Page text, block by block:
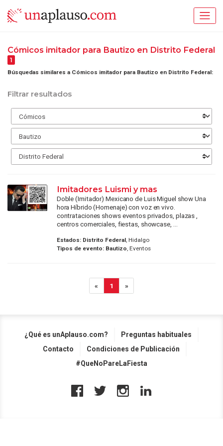
Cómicos imitador para Bautizo en Distrito Federal
1
Búsquedas similares a Cómicos imitador para Bautizo en Distrito Federal:
Filtrar resultados
Imitadores Luismi y mas
Doble (Imitador) Mexicano de Luis Miguel show Una
hora Híbrido (Homenaje) con voz en vivo.
contrataciones shows eventos privados, plazas ,
centros comerciales, fiestas, showcase, ...
Estados: Distrito Federal, Hidalgo
Tipos de evento: Bautizo, Eventos
« 1 »
¿Qué es unAplauso.com?
Preguntas habituales
Contacto
Condiciones de Publicación
#QueNoPareLaFiesta